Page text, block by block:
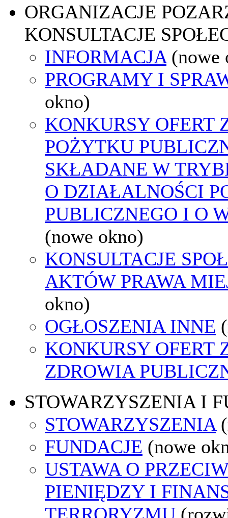
ORGANIZACJE
KONSULTACJE
INFORMACJA (nowe
PROGRAMY I
okno)
KONKURSY OFERT
POŻYTKU
SKŁADANE W
O DZIAŁALNOŚCI
PUBLICZNEGO I O
(nowe okno)
KONSULTACJE
AKTÓW PRAWA
okno)
OGŁOSZENIA INNE
KONKURSY OFERT
ZDROWIA
STOWARZYSZENIA I
STOWARZYSZENIA
FUNDACJE (nowe
USTAWA O
PIENIĘDZY I